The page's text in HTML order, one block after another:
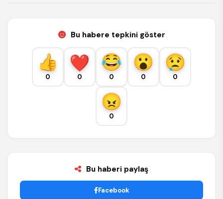
Bu habere tepkini göster
0 0 0 0 0
0
Bu haberi paylaş
Facebook